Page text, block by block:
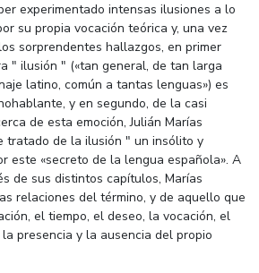
experimentado intensas ilusiones a lo
su propia vocación teórica y, una vez
sorprendentes hallazgos, en primer
" ilusión " («tan general, de tan larga
latino, común a tantas lenguas») es
y en segundo, de la casi
de esta emoción, Julián Marías
tratado de la ilusión " un insólito y
este «secreto de la lengua española». A
de sus distintos capítulos, Marías
relaciones del término, y de aquello que
el tiempo, el deseo, la vocación, el
presencia y la ausencia del propio